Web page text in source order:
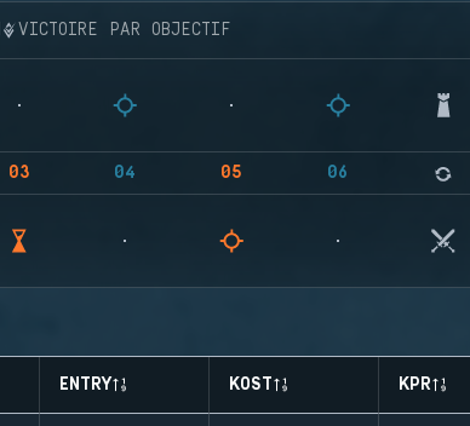
VICTOIRE PAR OBJECTIF
03 04 05 06
ENTRY KOST KPR